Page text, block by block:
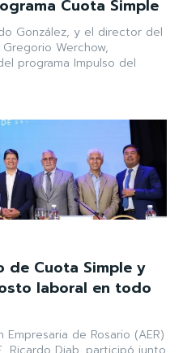
Cuota Simple
González, y el director del
Werchow,
programa Impulso del
de Cuota Simple y
laboral en todo
de Rosario (AER)